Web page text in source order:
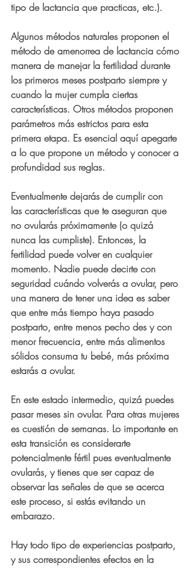
tipo de lactancia que practicas, etc.).
Algunos métodos naturales proponen el
método de amenorrea de lactancia cómo
manera de manejar la fertilidad durante
los primeros meses postparto siempre y
cuando la mujer cumpla ciertas
características. Otros métodos proponen
parámetros más estrictos para esta
primera etapa. Es esencial aquí apegarte
a lo que propone un método y conocer a
profundidad sus reglas.
Eventualmente dejarás de cumplir con
las características que te aseguran que
no ovularás próximamente (o quizá
nunca las cumpliste). Entonces, la
fertilidad puede volver en cualquier
momento. Nadie puede decirte con
seguridad cuándo volverás a ovular, pero
una manera de tener una idea es saber
que entre más tiempo haya pasado
postparto, entre menos pecho des y con
menor frecuencia, entre más alimentos
sólidos consuma tu bebé, más próxima
estarás a ovular.
En este estado intermedio, quizá puedes
pasar meses sin ovular. Para otras mujeres
es cuestión de semanas. Lo importante en
esta transición es considerarte
potencialmente fértil pues eventualmente
ovularás, y tienes que ser capaz de
observar las señales de que se acerca
este proceso, si estás evitando un
embarazo.
Hay todo tipo de experiencias postparto,
y sus correspondientes efectos en la